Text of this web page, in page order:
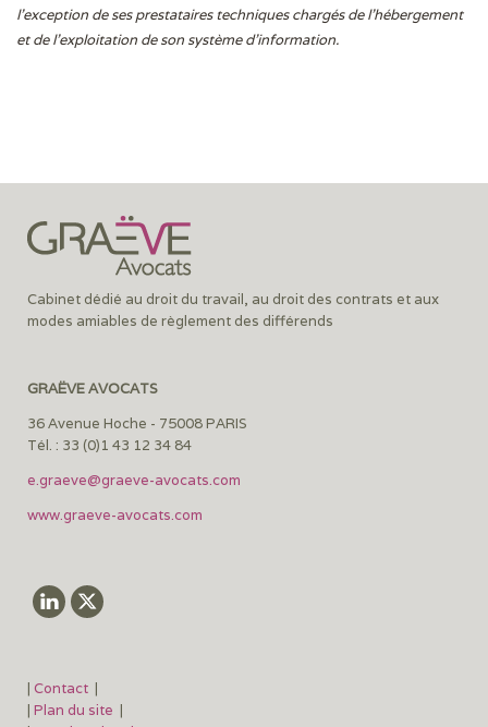
l’exception de ses prestataires techniques chargés de l’hébergement
et de l’exploitation de son système d’information.
Cabinet dédié au droit du travail, au droit des contrats et aux
modes amiables de règlement des différends
GRAËVE AVOCATS
36 Avenue Hoche - 75008 PARIS
Tél. : 33 (0)1 43 12 34 84
e.graeve@graeve-avocats.com
www.graeve-avocats.com
| Contact |
| Plan du site |